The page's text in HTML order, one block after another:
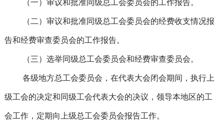
（一）审议和批准同级总工会委员会的工作报告。
（二）审议和批准同级总工会委员会的经费收支情况报
告和经费审查委员会的工作报告。
（三）选举同级总工会委员会和经费审查委员会。
各级地方总工会委员会，在代表大会闭会期间，执行上
级工会的决定和同级工会代表大会的决议，领导本地区的工
会工作，定期向上级总工会委员会报告工作。